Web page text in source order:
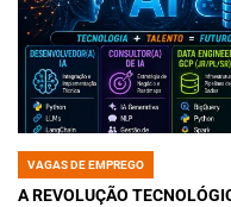
POSTED
IN
VAGAS DE EMPREGO
A REVOLUÇÃO